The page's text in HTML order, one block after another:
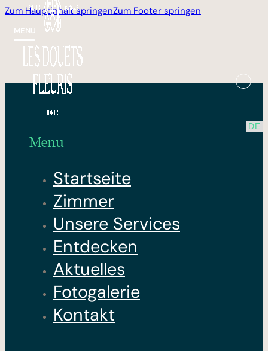
Zum Hauptinhalt springenZum Footer springen
MENU
Menu
Startseite
Zimmer
Unsere Services
Entdecken
Aktuelles
Fotogalerie
Kontakt